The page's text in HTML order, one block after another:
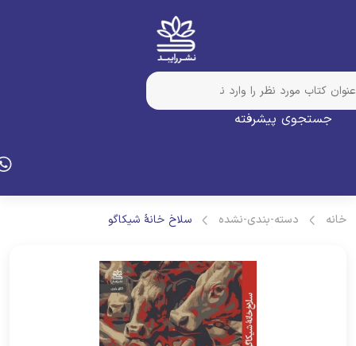
جستجوی پیشرفته
دسته-بندی-نشده سلاخ خانۀ شیکاگو